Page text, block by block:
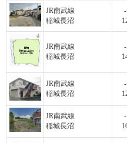
JR南武線
稲城長沼
-
JR南武線
稲城長沼
-
JR南武線
稲城長沼
-
JR南武線
稲城長沼
-